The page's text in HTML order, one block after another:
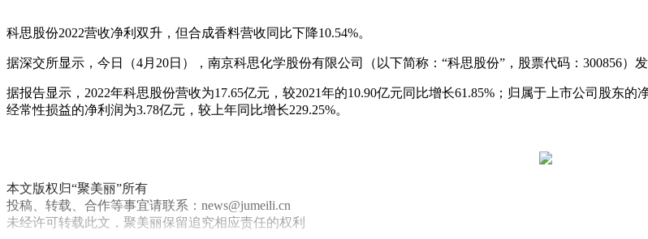
科思股份2022营收净利双升，但合成香料营收同比下降10.54%。
据深交所显示，今日（4月20日），南京科思化学股份有限公司（以下简称：“科思股份”，股票代码：300856）发
据报告显示，2022年科思股份营收为17.65亿元，较2021年的10.90亿元同比增长61.85%；归属于上市公司股东
经常性损益的净利润为3.78亿元，较上年同比增长229.25%。
本文版权归“聚美丽”所有
投稿、转载、合作等事宜请联系：news@jumeili.cn
未经许可转载此文，聚美丽保留追究相应责任的权利